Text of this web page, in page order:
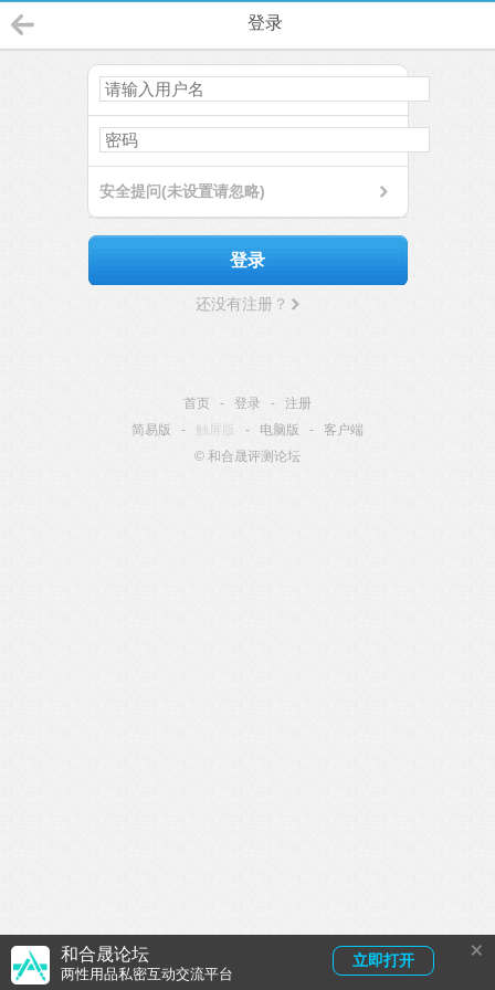
和合晟论坛
两性用品私密互动交流平台
立即打开 ×
登录
安全提问(未设置请忽略)
登录
还没有注册？
首页 - 登录 -
注册
简易版
- 触屏版 - 电脑版 -
客户端
© 和合晟评测论坛